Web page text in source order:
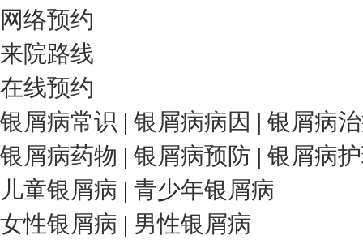
网络预约
来院路线
在线预约
银屑病常识 | 银屑病病因 | 银屑病
银屑病药物 | 银屑病预防 | 银屑病
儿童银屑病 | 青少年银屑病
女性银屑病 | 男性银屑病